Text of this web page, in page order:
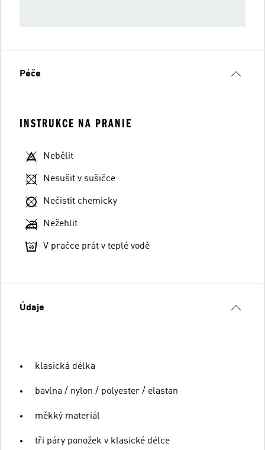
Péče
INSTRUKCE NA PRANIE
Nebělit
Nesušit v sušičce
Nečistit chemicky
Nežehlit
V pračce prát v teplé vodě
Údaje
klasická délka
bavlna / nylon / polyester / elastan
měkký materiál
tři páry ponožek v klasické délce